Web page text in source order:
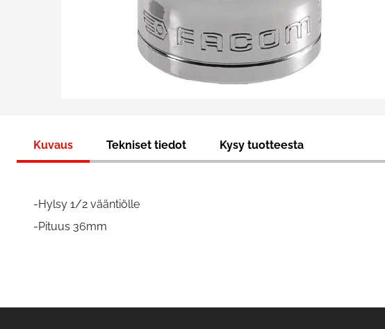
Kuvaus Tekniset tiedot Kysy tuotteesta
-Hylsy 1/2 vääntiölle
-Pituus 36mm